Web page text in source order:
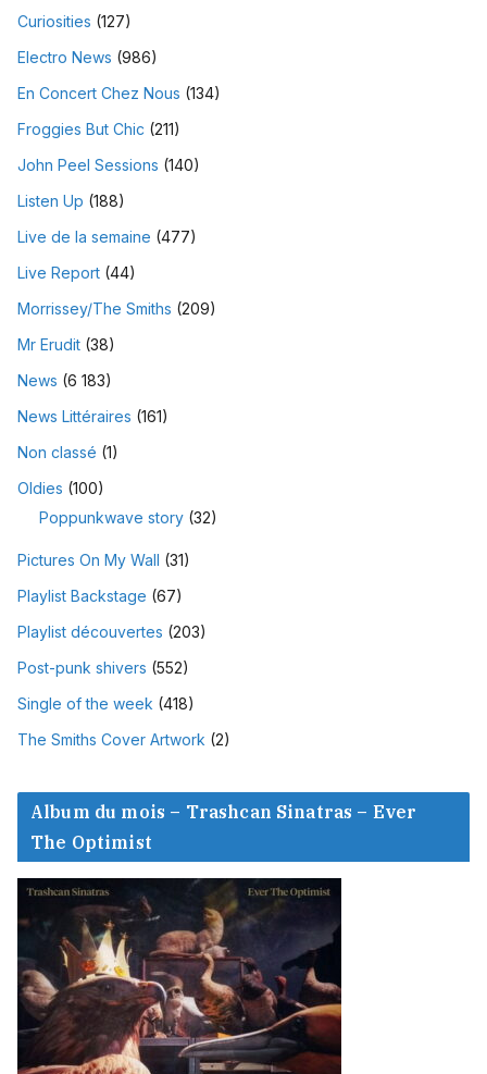
Curiosities (127)
Electro News (986)
En Concert Chez Nous (134)
Froggies But Chic (211)
John Peel Sessions (140)
Listen Up (188)
Live de la semaine (477)
Live Report (44)
Morrissey/The Smiths (209)
Mr Erudit (38)
News (6 183)
News Littéraires (161)
Non classé (1)
Oldies (100)
Poppunkwave story (32)
Pictures On My Wall (31)
Playlist Backstage (67)
Playlist découvertes (203)
Post-punk shivers (552)
Single of the week (418)
The Smiths Cover Artwork (2)
Album du mois – Trashcan Sinatras – Ever
The Optimist